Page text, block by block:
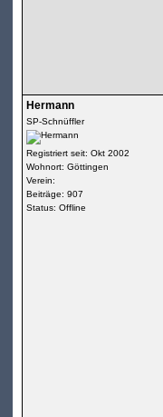
Hermann
SP-Schnüffler
Registriert seit: Okt 2002
Wohnort: Göttingen
Verein:
Beiträge: 907
Status: Offline